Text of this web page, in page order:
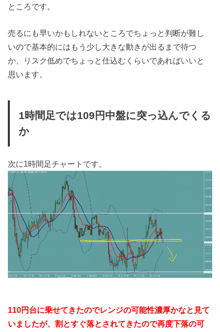
ところです。
売るにも早いかもしれないところでちょっと判断が難し
いので基本的にはもう少し大きな動きが出るまで待つ
か、リスク低めでちょっと仕込むくらいであればいいと
思います。
1時間足では109円中盤に突っ込んでくる
か
次に1時間足チャートです。
110円台に乗せてきたのでレンジの可能性濃厚かなと見て
いましたが、割とすぐ落とされてきたので再度下落の可